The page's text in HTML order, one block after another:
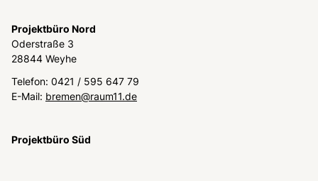
Projektbüro Nord
Oderstraße 3
28844 Weyhe
Telefon: 0421 / 595 647 79
E-Mail: bremen@raum11.de
Projektbüro Süd